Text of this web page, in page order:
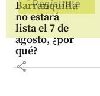
Barranquilla
no estará
lista el 7 de
agosto, ¿por
qué?
share